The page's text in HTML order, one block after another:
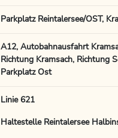
Parkplatz Reintalersee/OST,
A12, Autobahnausfahrt
Richtung Kramsach, Richtung
Parkplatz Ost
Linie 621
Haltestelle Reintalersee